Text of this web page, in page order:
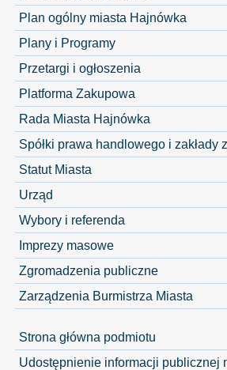
Plan ogólny miasta Hajnówka
Plany i Programy
Przetargi i ogłoszenia
Platforma Zakupowa
Rada Miasta Hajnówka
Spółki prawa handlowego i zakłady
Statut Miasta
Urząd
Wybory i referenda
Imprezy masowe
Zgromadzenia publiczne
Zarządzenia Burmistrza Miasta
Strona główna podmiotu
Udostępnienie informacji publicznej